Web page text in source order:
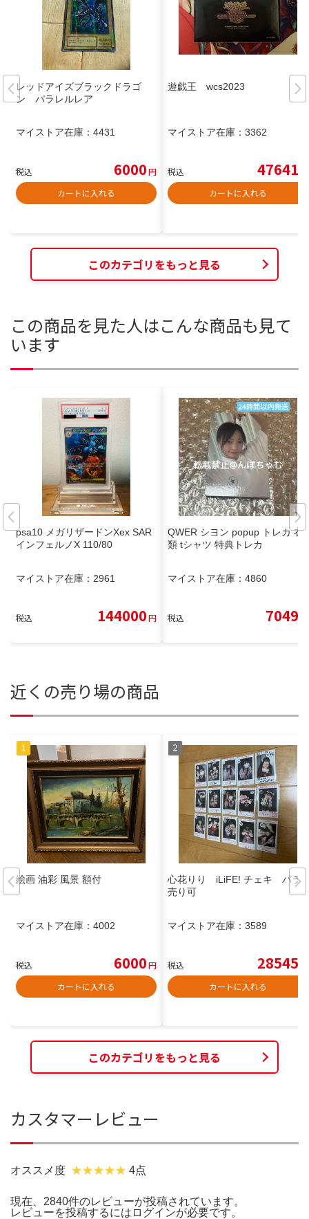
レッドアイズブラックドラゴ
ン パラレルレア
マイストア在庫： 4431
税込 6000円
カートに入れる
遊戯王 wcs2023
マイストア在庫： 3362
税込 47641
カートに入れる
このカテゴリをもっと見る
この商品を見た人はこんな商品も見て
います
psa10 メガリザードンXex SAR
インフェルノX 110/80
マイストア在庫： 2961
税込 144000円
QWER シヨン popup トレカ 衣
類 tシャツ 特典トレカ
マイストア在庫： 4860
税込 7049
近くの売り場の商品
絵画 油彩 風景 額付
マイストア在庫： 4002
税込 6000円
カートに入れる
心花りり iLiFE! チェキ バラ
売り可
マイストア在庫： 3589
税込 28545
カートに入れる
このカテゴリをもっと見る
カスタマーレビュー
オススメ度 4点
現在、2840件のレビューが投稿されています。
レビューを投稿するには ログインが必要です。